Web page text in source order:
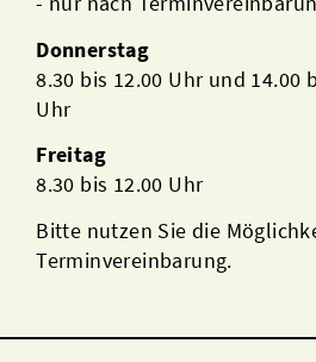
Donnerstag
8.30 bis 12.00 Uhr und 14.00
Uhr
Freitag
8.30 bis 12.00 Uhr
Bitte nutzen Sie die
Terminvereinbarung.